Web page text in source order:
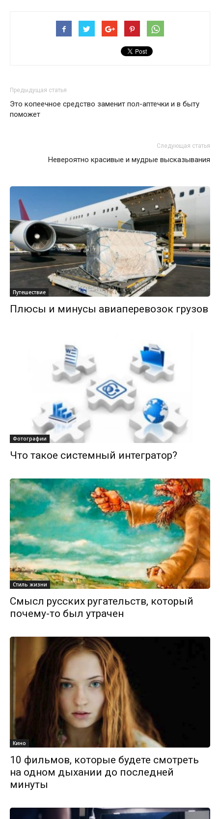
Предыдущая статья
Это копеечное средство заменит пол-аптечки и в быту
поможет
Следующая статья
Невероятно красивые и мудрые высказывания
Путешествие
Плюсы и минусы авиаперевозок грузов
Фотографии
Что такое системный интегратор?
Стиль жизни
Смысл русских ругательств, который
почему-то был утрачен
Кино
10 фильмов, которые будете смотреть
на одном дыхании до последней
минуты